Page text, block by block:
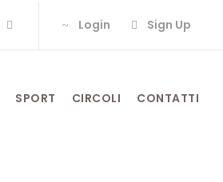
Login Sign Up
SPORT CIRCOLI CONTATTI